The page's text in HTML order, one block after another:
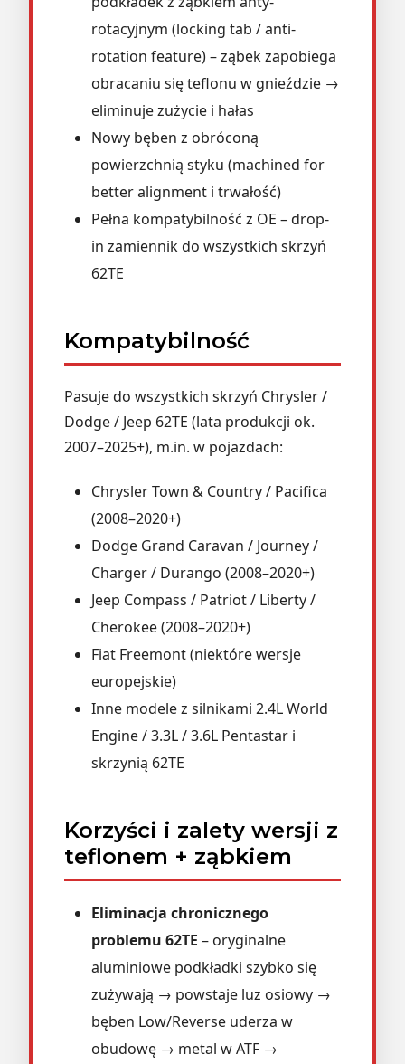
rotacyjnym (locking tab / anti-
rotation feature) – ząbek zapobiega
obracaniu się teflonu w gnieździe →
eliminuje zużycie i hałas
Nowy bęben z obróconą
powierzchnią styku (machined for
better alignment i trwałość)
Pełna kompatybilność z OE – drop-
in zamiennik do wszystkich skrzyń
62TE
Kompatybilność
Pasuje do wszystkich skrzyń Chrysler /
Dodge / Jeep 62TE (lata produkcji ok.
2007–2025+), m.in. w pojazdach:
Chrysler Town & Country / Pacifica
(2008–2020+)
Dodge Grand Caravan / Journey /
Charger / Durango (2008–2020+)
Jeep Compass / Patriot / Liberty /
Cherokee (2008–2020+)
Fiat Freemont (niektóre wersje
europejskie)
Inne modele z silnikami 2.4L World
Engine / 3.3L / 3.6L Pentastar i
skrzynią 62TE
Korzyści i zalety wersji z
teflonem + ząbkiem
Eliminacja chronicznego
problemu 62TE – oryginalne
aluminiowe podkładki szybko się
zużywają → powstaje luz osiowy →
bęben Low/Reverse uderza w
obudowę → metal w ATF →